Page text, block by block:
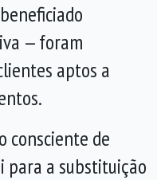
— foram
aptos a
consciente de
a substituição